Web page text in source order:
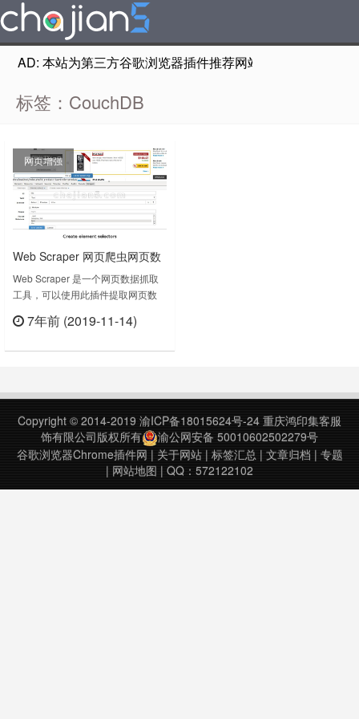
AD: 本站为第三方谷歌浏览器插件推荐网站，非Google
标签：CouchDB
网页增强
Web Scraper 网页爬虫网页数
据抓取工具Chrome浏览器扩展
插件
Web Scraper 是一个网页数据抓取
工具，可以使用此插件提取网页数
同，这个更贴近普通用户开发，使用
点Web Scraper 的使用方法键盘F12
页点击 “右键”……
7年前 (2019-11-14)
Copyright © 2014-2019 渝ICP备18015624号-24 重庆鸿印集客服
饰有限公司版权所有
渝公网安备 50010602502279号
谷歌浏览器Chrome插件网 | 关于网站| 标签汇总| 文章归档 | 专题
| 网站地图 | QQ：572122102